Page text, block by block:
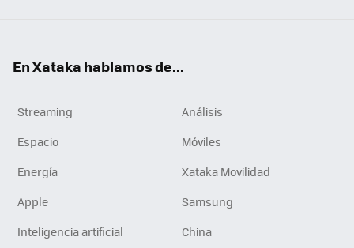
En Xataka hablamos de...
Streaming
Análisis
Espacio
Móviles
Energía
Xataka Movilidad
Apple
Samsung
Inteligencia artificial
China